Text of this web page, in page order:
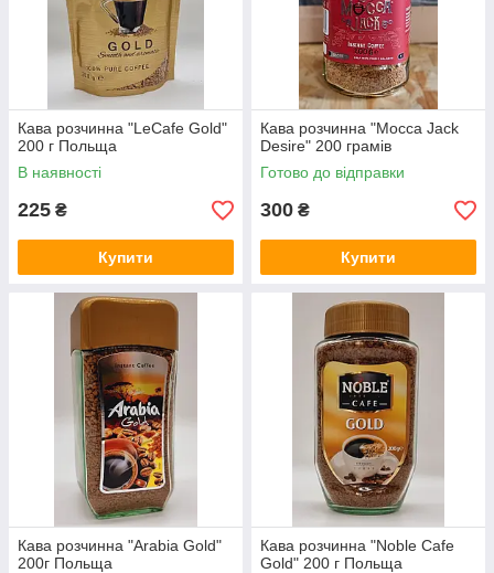
Кава розчинна "LeCafe Gold"
200 г Польща
В наявності
225 ₴
Купити
Кава розчинна "Mocca Jack
Desire" 200 грамів
Готово до відправки
300 ₴
Купити
Кава розчинна "Arabia Gold"
200г Польща
Кава розчинна "Noble Cafe
Gold" 200 г Польща